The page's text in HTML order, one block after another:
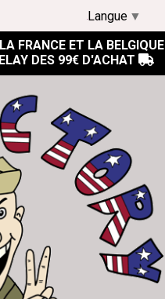
FRANCE ET LA BELGIQUE
DES 99€ D'ACHAT 
Langue ▼